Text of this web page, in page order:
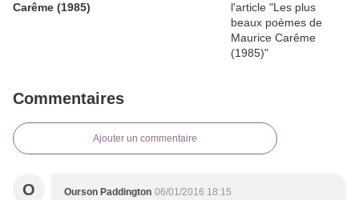
Carême (1985)
Commentaires
Ajouter un commentaire
O Ourson Paddington 06/01/2016 18:15